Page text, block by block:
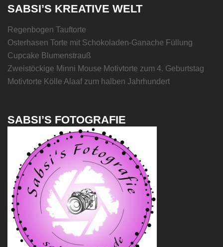
SABSI’S KREATIVE WELT
Regenbogen Tauftorte
Osterhasen Torte mit Schokoladen-Ganache Füllung
Cupcake Blumenstrauß
Zweistöckige Minni Mouse Motivtorte zum 4. Geburtstag
Motivtorte Kölle Alaaf zum halben Jahrhundert
SABSI’S FOTOGRAFIE